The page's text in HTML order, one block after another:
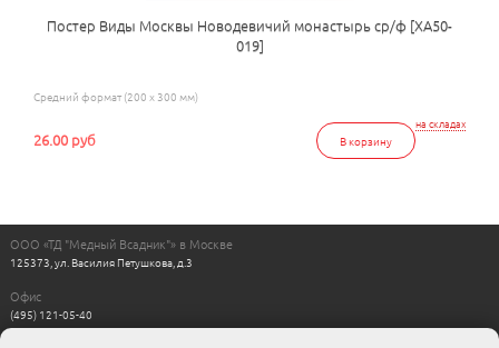
Постер Виды Москвы Новодевичий монастырь ср/ф [ХА50-
019]
Средний формат (200 x 300 мм)
на складах
В корзину
26.00 руб
ООО «ТД "Медный Всадник"» в Москве
125373, ул. Василия Петушкова, д.3
Офис
(495) 121-05-40
Пн-Пт с 11:00 до 17:00